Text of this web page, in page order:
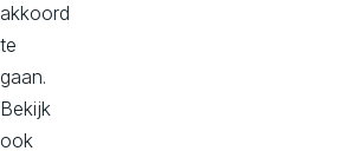
Een flauwe
wij ook
weer een
leuke
akkoord
te
gaan.
Bekijk
ook